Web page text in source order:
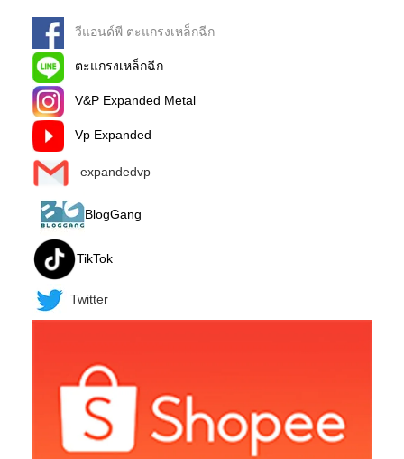
วีแอนด์พี ตะแกรงเหล็กฉีก
ตะแกรงเหล็กฉีก
V&P Expanded Metal
Vp Expanded
expandedvp
BlogGang
TikTok
Twitter